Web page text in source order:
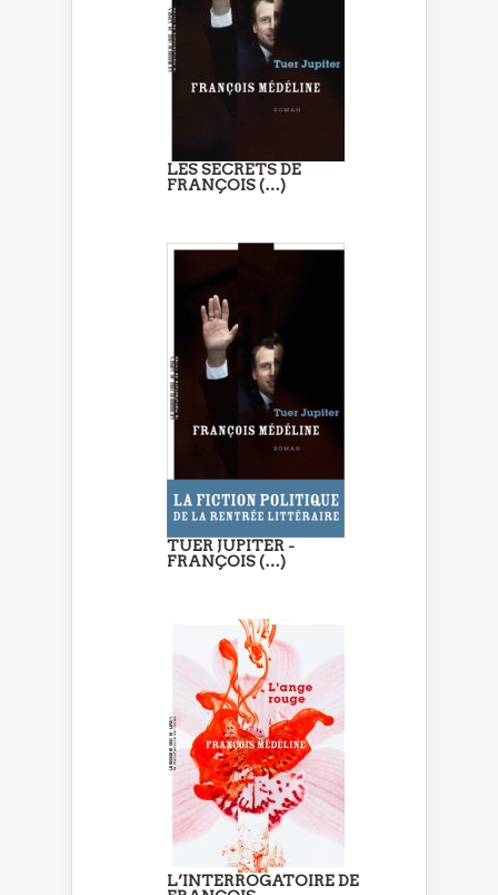
LES SECRETS DE
FRANÇOIS (…)
TUER JUPITER -
FRANÇOIS (…)
L’INTERROGATOIRE DE